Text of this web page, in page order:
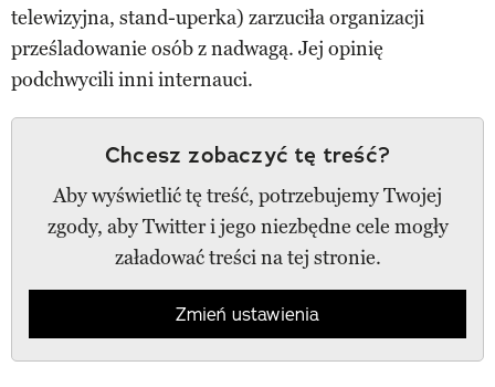
telewizyjna, stand-uperka) zarzuciła organizacji
prześladowanie osób z nadwagą. Jej opinię
podchwycili inni internauci.
Chcesz zobaczyć tę treść?
Aby wyświetlić tę treść, potrzebujemy Twojej
zgody, aby Twitter i jego niezbędne cele mogły
załadować treści na tej stronie.
Zmień ustawienia